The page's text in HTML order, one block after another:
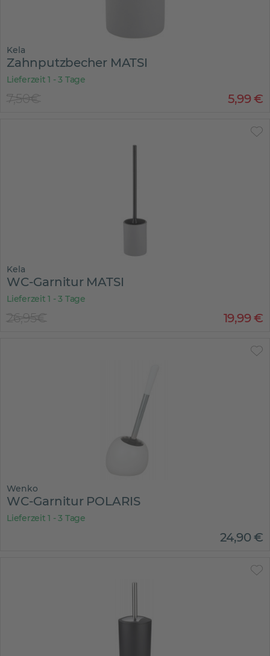
Kela
Zahnputzbecher MATSI
Lieferzeit 1 - 3 Tage
5,99€
7,50€
Kela
WC-Garnitur MATSI
Lieferzeit 1 - 3 Tage
19,99€
26,95€
Wenko
WC-Garnitur POLARIS
Lieferzeit 1 - 3 Tage
24,90€